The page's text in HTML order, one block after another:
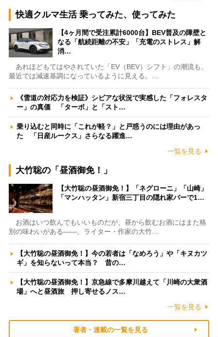
快適クルマ生活 乗ってみた、使ってみた
【4ヶ月間で受注累計6000台】BEV普及の障壁と
なる「航続距離の不安」「充電のストレス」解
消…
あれほどもてはやされていた「EV（BEV）シフト」の潮流も、
最近では減速基調になっているように見える。…
《雪道の対応力を検証》シビアな状況で実感した「フォレスタ
ー」の真価 「ターボ」と「スト…
乗り込むと同時に「これが軽？」と戸惑うのには理由があっ
た 「日産ルークス」さらなる躍進…
一覧を見る
大竹聡の「昼酒御免！」
【大竹聡の昼酒御免！】「ネグローニ」「山崎」
「マンハッタン」新宿三丁目の隠れ家バーで1…
お酒はいつ飲んでもいいものだが、昼から飲むお酒にはまた格
別の味わいがある――。ライター・作家の大竹…
【大竹聡の昼酒御免！】今の若者は「なめろう」や「キヌカツ
ギ」を知らないって本当？ 昔の…
【大竹聡の昼酒御免！】京急線で多摩川越えて「川崎の大衆酒
場」へと昼酒旅 押し寄せるノス…
一覧を見る
著者・連載の一覧を見る